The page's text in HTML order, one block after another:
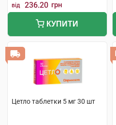
від 236.20 грн
КУПИТИ
Цетло таблетки 5 мг 30 шт